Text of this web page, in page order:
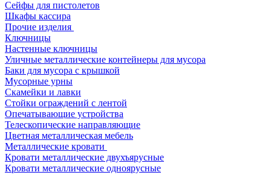
Сейфы для пистолетов
Шкафы кассира
Прочие изделия
Ключницы
Настенные ключницы
Уличные металлические контейнеры для мусора
Баки для мусора с крышкой
Мусорные урны
Скамейки и лавки
Стойки ограждений с лентой
Опечатывающие устройства
Телескопические направляющие
Цветная металлическая мебель
Металлические кровати
Кровати металлические двухъярусные
Кровати металлические одноярусные